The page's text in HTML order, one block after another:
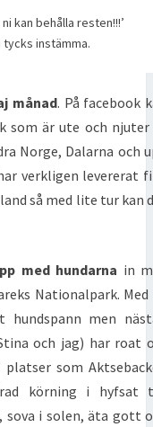
kan behålla resten!!!’
tycks instämma.
månad. På facebook
som är ute och njuter
Norge, Dalarna och
verkligen levererat
så med lite tur kan
med hundarna in
Nationalpark. Med
men
och jag) har roat
som
körning i hyfsat
sova i solen, äta gott